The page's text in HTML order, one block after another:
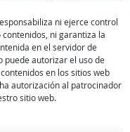
ni ejerce control
ni garantiza la
en el servidor de
puede autorizar el uso de
en los sitios web
autorización al patrocinador
sitio web.